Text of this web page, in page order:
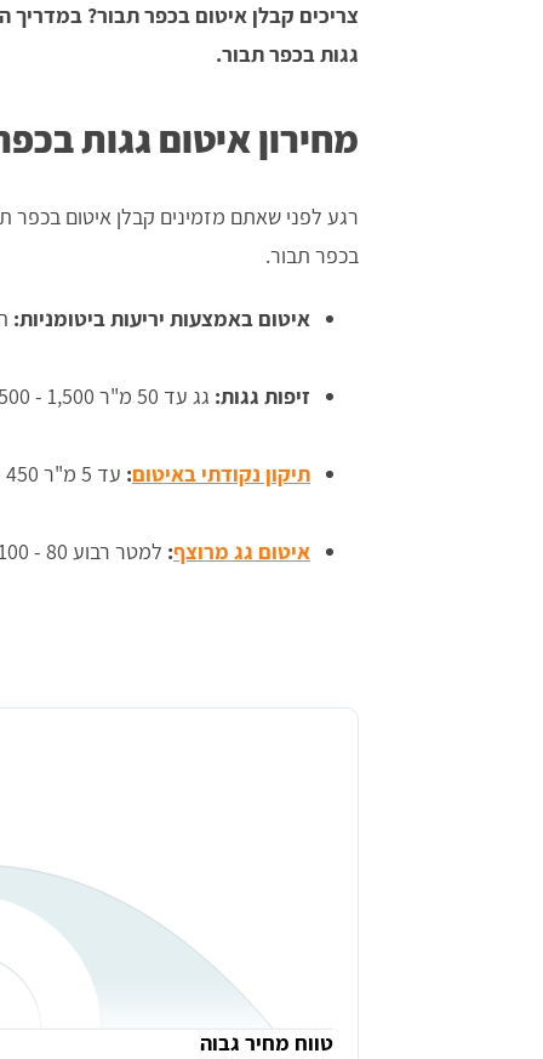
צריכים קבלן איטום בכפר תבור? במדריך
גגות בכפר תבור.
מחירון איטום גגות
רגע לפני שאתם מזמינים קבלן איטום בכפר
בכפר תבור.
איטום באמצעות יריעות ביטומניות:
זיפות גגות: גג עד 50 מ"ר 1,500 - 2,500 ש"ח.
תיקון נקודתי באיטום: עד 5 מ"ר 450 - 700 ש"ח.
איטום גג מרוצף: למטר רבוע 80 - 100 ש"ח.
טווח מחיר גבוה